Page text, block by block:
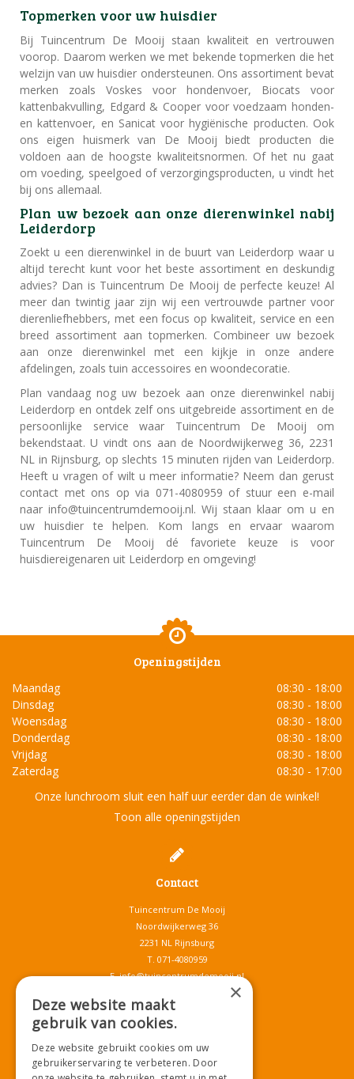
Topmerken voor uw huisdier
Bij Tuincentrum De Mooij staan kwaliteit en vertrouwen
voorop. Daarom werken we met bekende topmerken die het
welzijn van uw huisdier ondersteunen. Ons assortiment bevat
merken zoals Voskes voor hondenvoer, Biocats voor
kattenbakvulling, Edgard & Cooper voor voedzaam honden-
en kattenvoer, en Sanicat voor hygiënische producten. Ook
ons eigen huismerk van De Mooij biedt producten die
voldoen aan de hoogste kwaliteitsnormen. Of het nu gaat
om voeding, speelgoed of verzorgingsproducten, u vindt het
bij ons allemaal.
Plan uw bezoek aan onze dierenwinkel nabij
Leiderdorp
Zoekt u een dierenwinkel in de buurt van Leiderdorp waar u
altijd terecht kunt voor het beste assortiment en deskundig
advies? Dan is Tuincentrum De Mooij de perfecte keuze! Al
meer dan twintig jaar zijn wij een vertrouwde partner voor
dierenliefhebbers, met een focus op kwaliteit, service en een
breed assortiment aan topmerken. Combineer uw bezoek
aan onze dierenwinkel met een kijkje in onze andere
afdelingen, zoals tuin accessoires en woondecoratie.
Plan vandaag nog uw bezoek aan onze dierenwinkel nabij
Leiderdorp en ontdek zelf ons uitgebreide assortiment en de
persoonlijke service waar Tuincentrum De Mooij om
bekendstaat. U vindt ons aan de Noordwijkerweg 36, 2231
NL in Rijnsburg, op slechts 15 minuten rijden van Leiderdorp.
Heeft u vragen of wilt u meer informatie? Neem dan gerust
contact met ons op via 071-4080959 of stuur een e-mail
naar info@tuincentrumdemooij.nl. Wij staan klaar om u en
uw huisdier te helpen. Kom langs en ervaar waarom
Tuincentrum De Mooij dé favoriete keuze is voor
huisdiereigenaren uit Leiderdorp en omgeving!
Openingstijden
Maandag
08:30 - 18:00
Dinsdag
08:30 - 18:00
Woensdag
08:30 - 18:00
Donderdag
08:30 - 18:00
Vrijdag
08:30 - 18:00
Zaterdag
08:30 - 17:00
Onze lunchroom sluit een half uur eerder dan de winkel!
Toon alle openingstijden
Contact
Tuincentrum De Mooij
Noordwijkerweg 36
2231 NL Rijnsburg
T. 071-4080959
E.info@tuincentrumdemooij.nl
Download onze App!
×
Deze website maakt
gebruik van cookies.
Deze website gebruikt cookies om uw
gebruikerservaring te verbeteren. Door